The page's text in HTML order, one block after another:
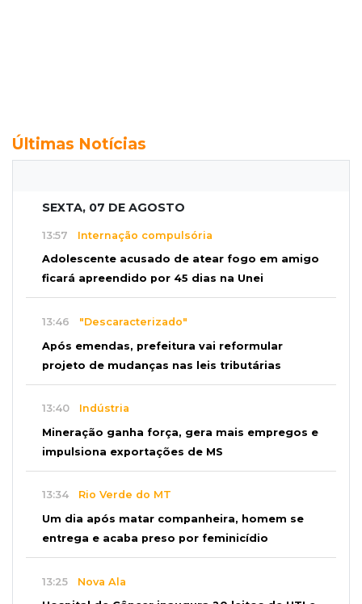
Últimas Notícias
SEXTA, 07 DE AGOSTO
13:57 Internação compulsória
Adolescente acusado de atear fogo em amigo
ficará apreendido por 45 dias na Unei
13:46 "Descaracterizado"
Após emendas, prefeitura vai reformular
projeto de mudanças nas leis tributárias
13:40 Indústria
Mineração ganha força, gera mais empregos e
impulsiona exportações de MS
13:34 Rio Verde do MT
Um dia após matar companheira, homem se
entrega e acaba preso por feminicídio
13:25 Nova Ala